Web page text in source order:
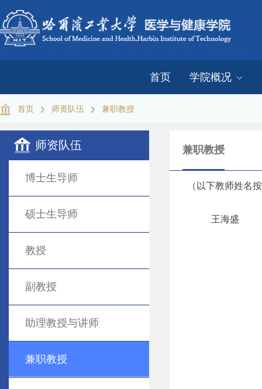
首页 学院概况
首页 师资队伍 兼职教授
师资队伍
博士生导师
硕士生导师
教授
副教授
助理教授与讲师
兼职教授
兼职教授
（ 以下教师姓名
王海盛